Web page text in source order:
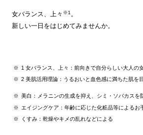
女バランス、上々 ※1 。
新しい一日をはじめてみませんか。
1 女バランス、上々：前向きで自分らしい大人の
2 美肌活用理論：うるおいと血色感に満ちた肌を
美白：メラニンの生成を抑え、シミ・ソバカスを
エイジングケア：年齢に応じた化粧品等によるお
くすみ：乾燥やキメの乱れなどによる